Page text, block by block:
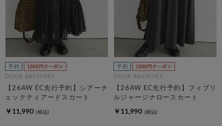
DOUX ARCHIVES
【26AW EC先行予約】シアーチ
ェックティアードスカート
￥11,990
DOUX ARCHIVES
【26AW EC先行予約】フィブリ
ルジャージナロースカート
￥11,990